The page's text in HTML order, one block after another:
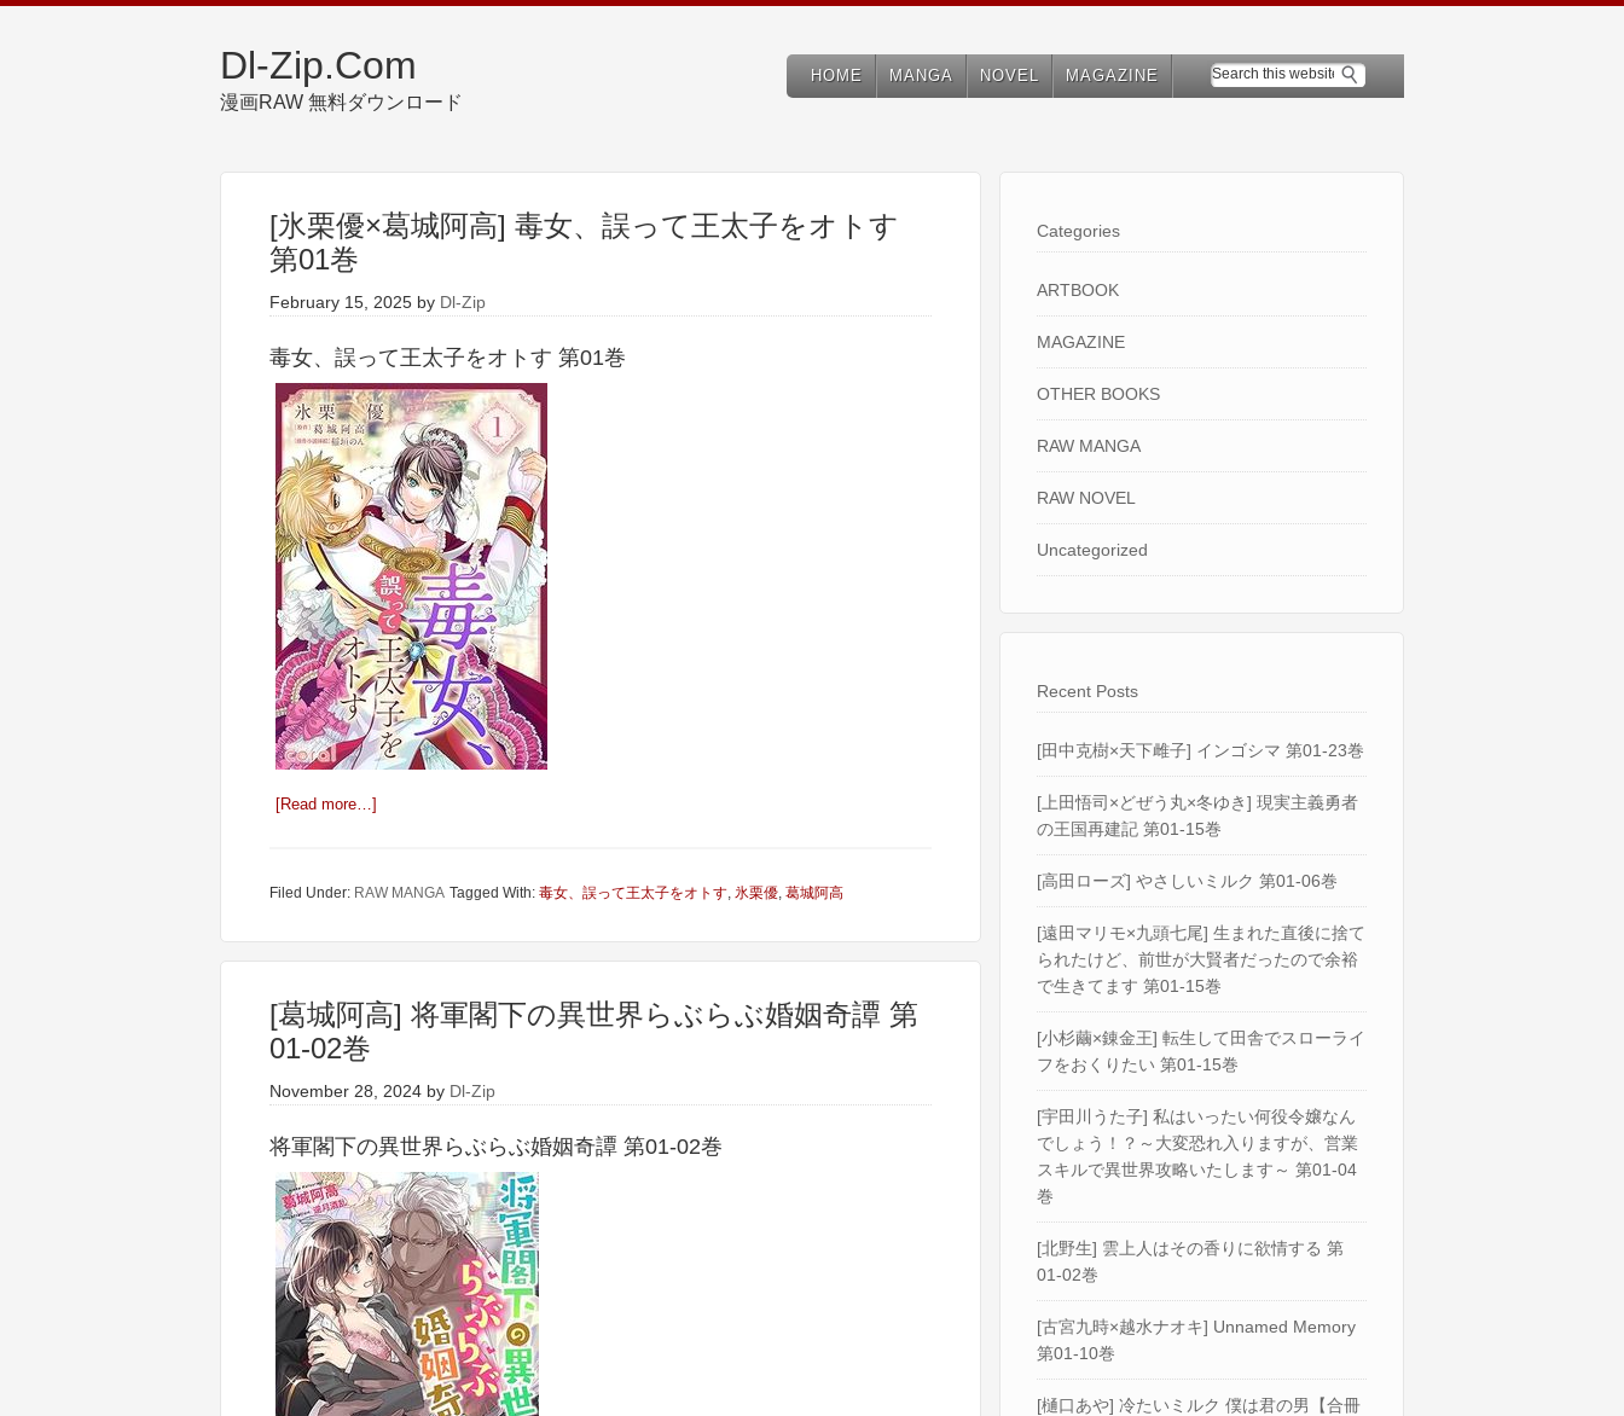
Dl-Zip.Com
漫画RAW 無料ダウンロード
HOME MANGA NOVEL MAGAZINE
[氷栗優×葛城阿高] 毒女、誤って王太子をオトす
第01巻
February 15, 2025 by Dl-Zip
毒女、誤って王太子をオトす 第01巻
[Read more…]
Filed Under: RAW MANGA Tagged With: 毒女、誤って王太子をオトす, 氷栗優, 葛城阿高
[葛城阿高] 将軍閣下の異世界らぶらぶ婚姻奇譚 第
01-02巻
November 28, 2024 by Dl-Zip
将軍閣下の異世界らぶらぶ婚姻奇譚 第01-02巻
Categories
ARTBOOK
MAGAZINE
OTHER BOOKS
RAW MANGA
RAW NOVEL
Uncategorized
Recent Posts
[田中克樹×天下雌子] インゴシマ 第01-23巻
[上田悟司×どぜう丸×冬ゆき] 現実主義勇者
の王国再建記 第01-15巻
[高田ローズ] やさしいミルク 第01-06巻
[遠田マリモ×九頭七尾] 生まれた直後に捨て
られたけど、前世が大賢者だったので余裕
で生きてます 第01-15巻
[小杉繭×錬金王] 転生して田舎でスローライ
フをおくりたい 第01-15巻
[宇田川うた子] 私はいったい何役令嬢なん
でしょう！？～大変恐れ入りますが、営業
スキルで異世界攻略いたします～ 第01-04
巻
[北野生] 雲上人はその香りに欲情する 第
01-02巻
[古宮九時×越水ナオキ] Unnamed Memory
第01-10巻
[樋口あや] 冷たいミルク 僕は君の男【合冊